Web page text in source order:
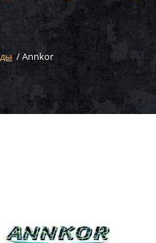
/Annkor